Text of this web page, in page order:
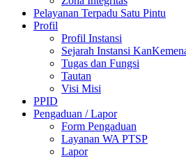
Pelayanan Terpadu Satu Pintu
Profil
Profil Instansi
Sejarah Instansi
Tugas dan Fungsi
Tautan
Visi Misi
PPID
Pengaduan / Lapor
Form Pengaduan
Layanan WA PTSP
Lapor